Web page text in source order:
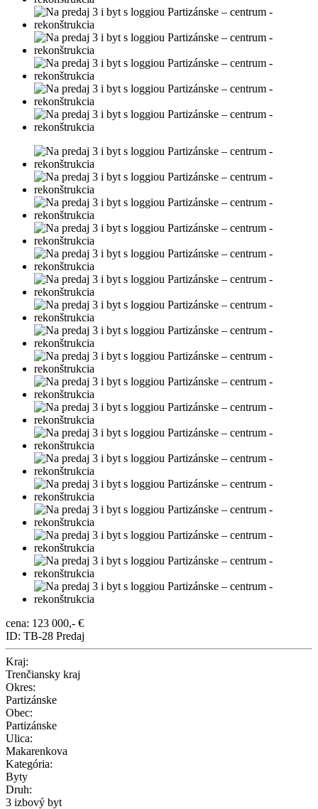
cena: 123 000,- €
ID: TB-28 Predaj
Kraj:
Trenčiansky kraj
Okres:
Partizánske
Obec:
Partizánske
Ulica:
Makarenkova
Kategória:
Byty
Druh:
3 izbový byt